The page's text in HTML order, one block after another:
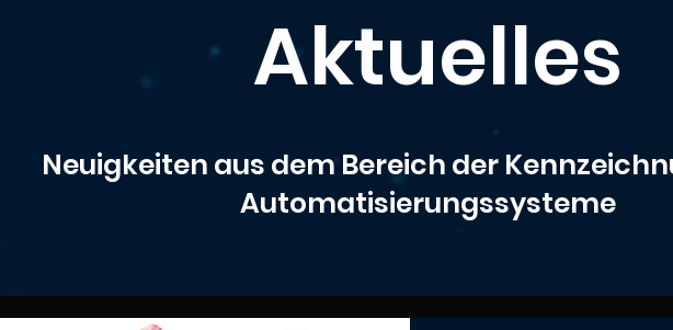
Aktuelles
Neuigkeiten aus dem Bereich der
Automatisierungssysteme